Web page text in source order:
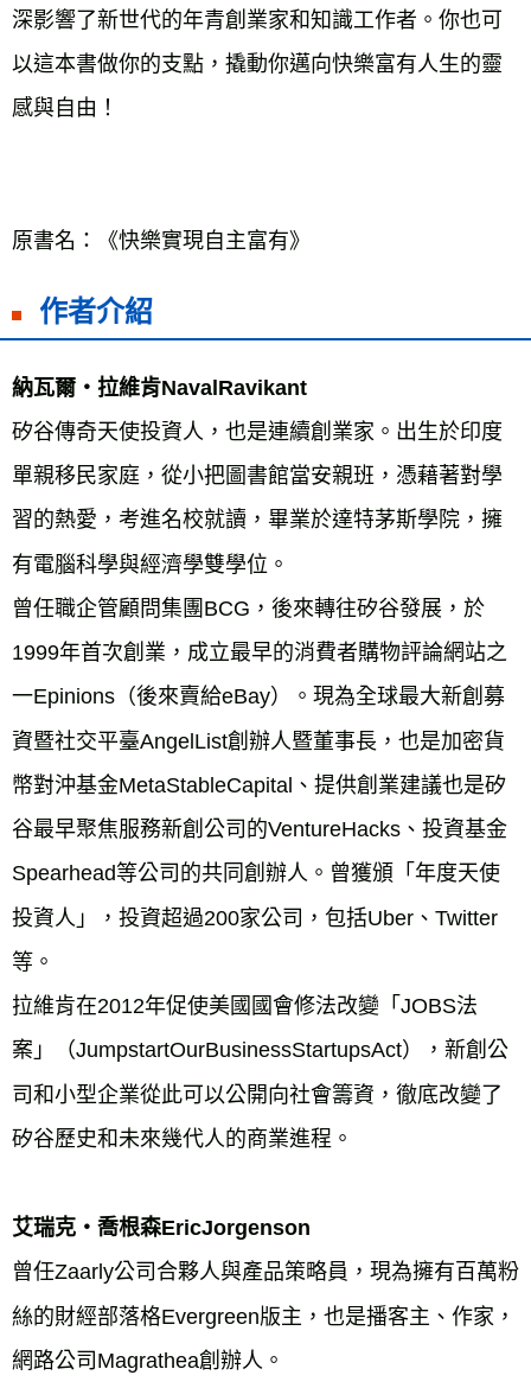
深影響了新世代的年青創業家和知識工作者。你也可
以這本書做你的支點，撬動你邁向快樂富有人生的靈
感與自由！
作者介紹
納瓦爾‧拉維肯NavalRavikant
矽谷傳奇天使投資人，也是連續創業家。出生於印度
單親移民家庭，從小把圖書館當安親班，憑藉著對學
習的熱愛，考進名校就讀，畢業於達特茅斯學院，擁
有電腦科學與經濟學雙學位。
曾任職企管顧問集團BCG，後來轉往矽谷發展，於
1999年首次創業，成立最早的消費者購物評論網站之
一Epinions（後來賣給eBay）。現為全球最大新創募
資暨社交平臺AngelList創辦人暨董事長，也是加密貨
幣對沖基金MetaStableCapital、提供創業建議也是矽
谷最早聚焦服務新創公司的VentureHacks、投資基金
Spearhead等公司的共同創辦人。曾獲頒「年度天使
投資人」，投資超過200家公司，包括Uber、Twitter
等。
拉維肯在2012年促使美國國會修法改變「JOBS法
案」（JumpstartOurBusinessStartupsAct），新創公
司和小型企業從此可以公開向社會籌資，徹底改變了
矽谷歷史和未來幾代人的商業進程。
艾瑞克‧喬根森EricJorgenson
曾任Zaarly公司合夥人與產品策略員，現為擁有百萬粉
絲的財經部落格Evergreen版主，也是播客主、作家，
網路公司Magrathea創辦人。